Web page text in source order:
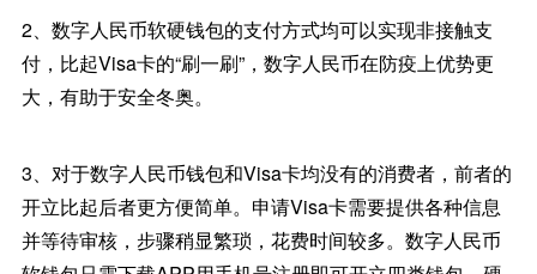
2、数字人民币软硬钱包的支付方式均可以实现非接触支
付，比起Visa卡的“刷一刷”，数字人民币在防疫上优势更
大，有助于安全冬奥。
3、对于数字人民币钱包和Visa卡均没有的消费者，前者的
开立比起后者更方便简单。申请Visa卡需要提供各种信息
并等待审核，步骤稍显繁琐，花费时间较多。数字人民币